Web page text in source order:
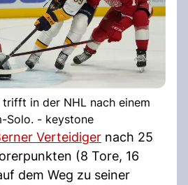
trifft in der NHL nach einem
Solo. - keystone
Verteidiger nach 25
(8 Tore, 16
dem Weg zu seiner